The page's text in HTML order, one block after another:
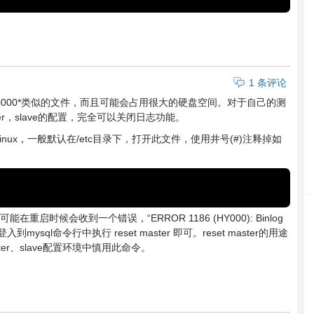
1 条评论
类似的文件，而且可能会占用很大的硬盘空间。对于自己的测
slave的配置，完全可以关闭日志功能。
，一般默认在/etc目录下，打开此文件，使用井号(#)注释掉如
能在重启时候会收到一个错误，“ERROR 1186 (HY000): Binlog
入到mysql命令行中执行 reset master 即可。reset master的用途
、slave配置环境中慎用此命令。